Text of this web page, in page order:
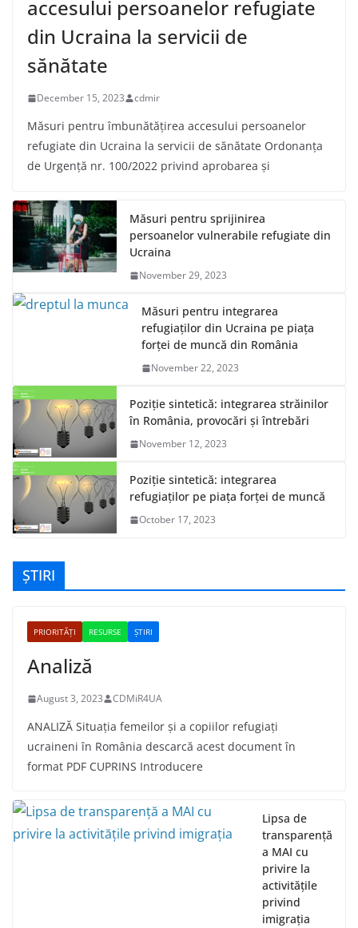
accesului persoanelor refugiate
din Ucraina la servicii de
sănătate
December 15, 2023 cdmir
Măsuri pentru îmbunătățirea accesului persoanelor
refugiate din Ucraina la servicii de sănătate Ordonanța
de Urgență nr. 100/2022 privind aprobarea și
Măsuri pentru sprijinirea
persoanelor vulnerabile refugiate din
Ucraina
November 29, 2023
Măsuri pentru integrarea
refugiaților din Ucraina pe piața
forței de muncă din România
November 22, 2023
Poziție sintetică: integrarea străinilor
în România, provocări și întrebări
November 12, 2023
Poziție sintetică: integrarea
refugiaților pe piața forței de muncă
October 17, 2023
ȘTIRI
PRIORITĂȚI RESURSE ȘTIRI
Analiză
August 3, 2023 CDMiR4UA
ANALIZĂ Situația femeilor și a copiilor refugiați
ucraineni în România descarcă acest document în
format PDF CUPRINS Introducere
Lipsa de
transparență
a MAI cu
privire la
activitățile
privind
imigrația